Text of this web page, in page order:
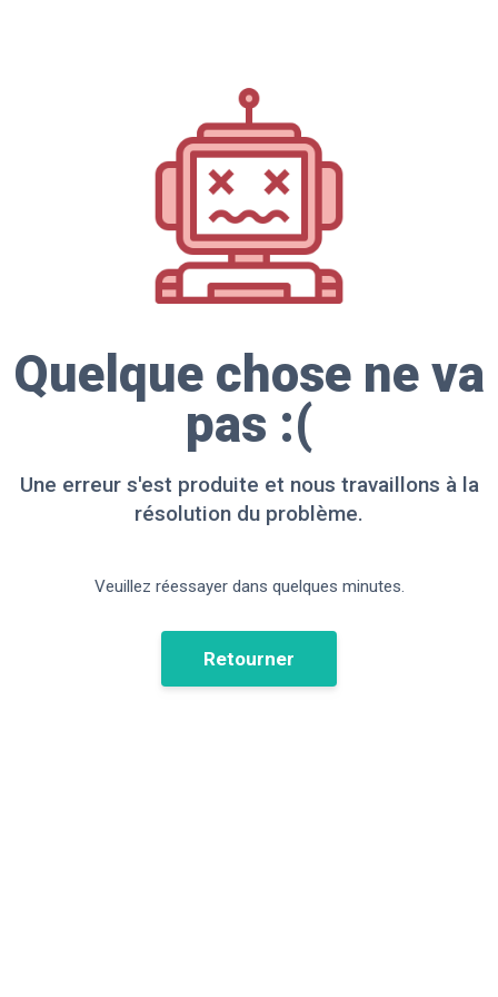
Quelque chose ne va
pas :(
Une erreur s'est produite et nous travaillons à la
résolution du problème.
Veuillez réessayer dans quelques minutes.
Retourner